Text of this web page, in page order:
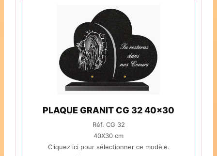
PLAQUE GRANIT CG 32 40x30
Réf. CG 32
40X30 cm
Cliquez ici pour sélectionner ce modèle.